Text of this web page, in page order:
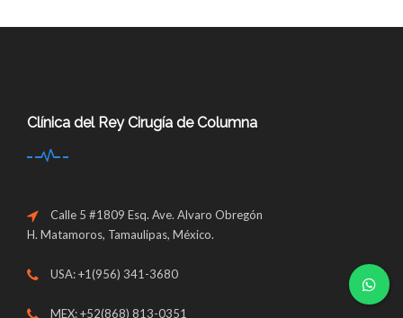
Clínica del Rey Cirugía de Columna
Calle 5 #1809 Esq. Ave. Alvaro Obregón
H. Matamoros, Tamaulipas, México.
USA: +1(956) 341-3680
MEX: +52(868) 813-0351